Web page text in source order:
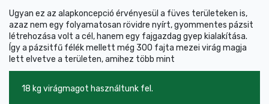
Ugyan ez az alapkoncepció érvényesül a füves területeken is,
azaz nem egy folyamatosan rövidre nyírt, gyommentes pázsit
létrehozása volt a cél, hanem egy fajgazdag gyep kialakítása.
Így a pázsitfű félék mellett még 300 fajta mezei virág magja
lett elvetve a területen, amihez több mint
18 kg virágmagot használtunk fel.